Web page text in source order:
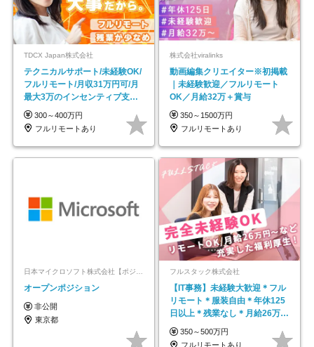
TDCX Japan株式会社
テクニカルサポート/未経験OK/
フルリモート/月収31万円可/月
最大3万のインセンティブ支給/
平均年齢33歳
300～400万円
フルリモートあり
株式会社viralinks
動画編集クリエイター※初掲載
｜未経験歓迎／フルリモート
OK／月給32万＋賞与
350～1500万円
フルリモートあり
日本マイクロソフト株式会社【ポジションマッチ登録】
オープンポジション
非公開
東京都
フルスタック株式会社
【IT事務】未経験大歓迎＊フル
リモート＊服装自由＊年休125
日以上＊残業なし＊月給26万円
以上
350～500万円
フルリモートあり